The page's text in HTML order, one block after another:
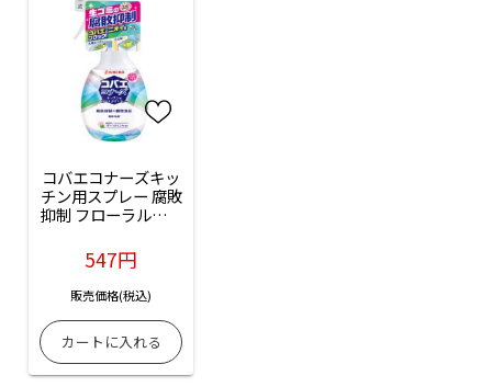
コバエコナーズキッ
チン用スプレー 腐敗
抑制 フローラルミン
547円
販売価格(税込)